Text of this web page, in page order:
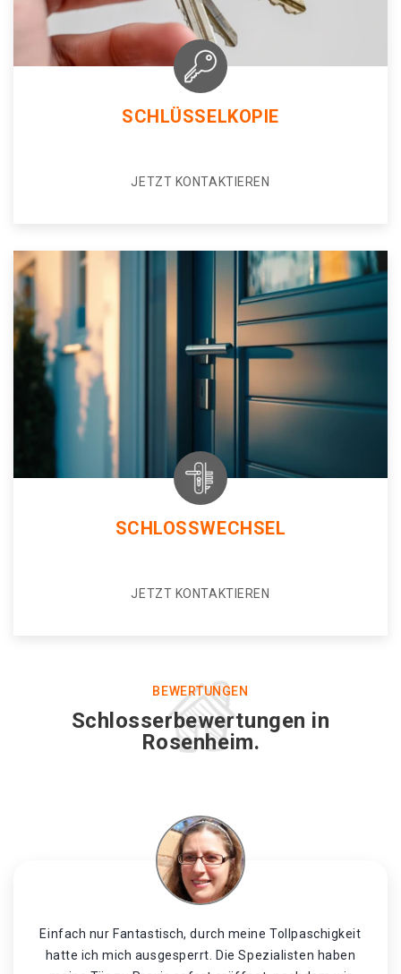
SCHLÜSSELKOPIE
JETZT KONTAKTIEREN
SCHLOSSWECHSEL
JETZT KONTAKTIEREN
BEWERTUNGEN
Schlosserbewertungen in
Rosenheim.
Einfach nur Fantastisch, durch meine Tollpaschigkeit
hatte ich mich ausgesperrt. Die Spezialisten haben